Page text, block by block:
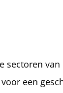
sectoren van
een